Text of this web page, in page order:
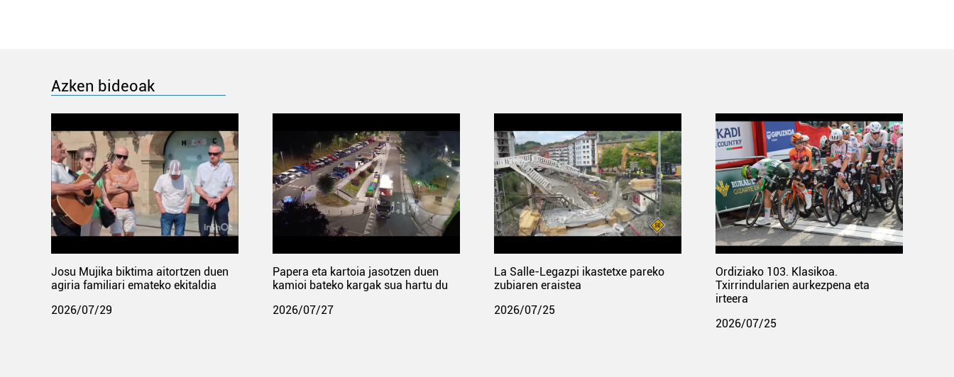
Azken bideoak
Josu Mujika biktima aitortzen duen
agiria familiari emateko ekitaldia
2026/07/29
Papera eta kartoia jasotzen duen
kamioi bateko kargak sua hartu du
2026/07/27
La Salle-Legazpi ikastetxe pareko
zubiaren eraistea
2026/07/25
Ordiziako 103. Klasikoa.
Txirrindularien aurkezpena eta
irteera
2026/07/25